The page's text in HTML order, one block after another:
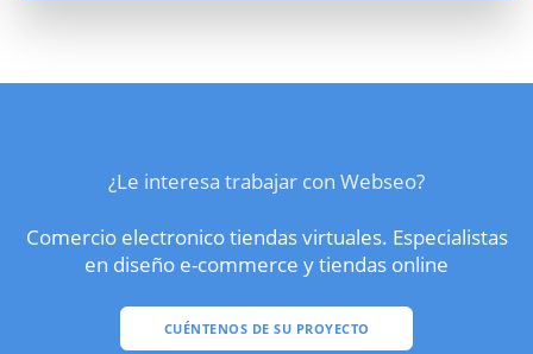
¿Le interesa trabajar con Webseo?
Comercio electronico tiendas virtuales. Especialistas
en diseño e-commerce y tiendas online
CUÉNTENOS DE SU PROYECTO